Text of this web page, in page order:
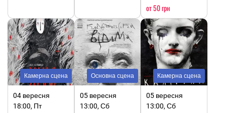
от 50 грн
Камерна сцена
04 вересня
18:00, Пт
Основна сцена
05 вересня
13:00, Сб
Камерна сцена
05 вересня
13:00, Сб